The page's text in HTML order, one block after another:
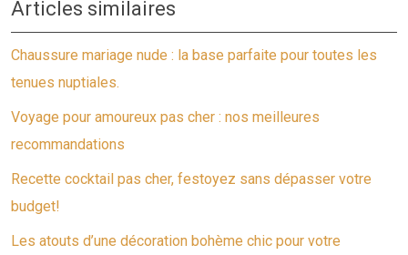
Articles similaires
Chaussure mariage nude : la base parfaite pour toutes les
tenues nuptiales.
Voyage pour amoureux pas cher : nos meilleures
recommandations
Recette cocktail pas cher, festoyez sans dépasser votre
budget!
Les atouts d’une décoration bohème chic pour votre